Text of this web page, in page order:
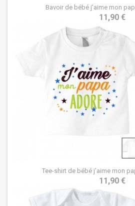
Bavoir de bébé j’aime mon
11,90 €
Tee-shirt de bébé j’aime mon
11,90 €